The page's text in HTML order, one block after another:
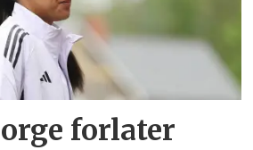
forlater